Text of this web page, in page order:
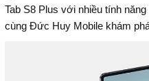
Tab S8 Plus với nhiều tính
cùng Đức Huy Mobile khám